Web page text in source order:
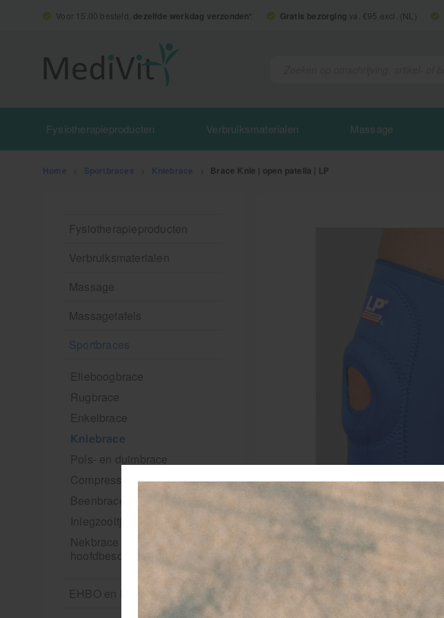
Voor 15.00 besteld, dezelfde werkdag verzonden* Gratis bezorging va. €95 excl. (NL)
Fysiotherapieproducten Verbruiksmaterialen Massage
Home Sportbraces Kniebrace Brace Knie | open patella | LP
Fysiotherapieproducten
Verbruiksmaterialen
Massage
Massagetafels
Sportbraces
Elleboogbrace
Rugbrace
Enkelbrace
Kniebrace
Pols- en duimbrace
Compressiekleding
Beenbrace
Inlegzooltjes en hakstukjes
Nekbrace en
hoofdbescherming
EHBO en BHV